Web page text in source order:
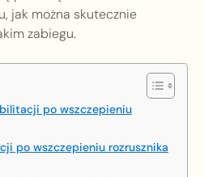
jak można skutecznie
zabiegu.
po wszczepieniu
po wszczepieniu rozrusznika